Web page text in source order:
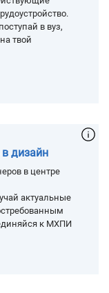
в вуз,
твой
дизайн
в центре
актуальные
к МХПИ